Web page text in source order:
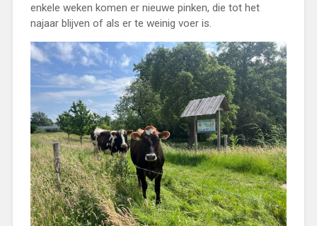
enkele weken komen er nieuwe pinken, die tot het
najaar blijven of als er te weinig voer is.